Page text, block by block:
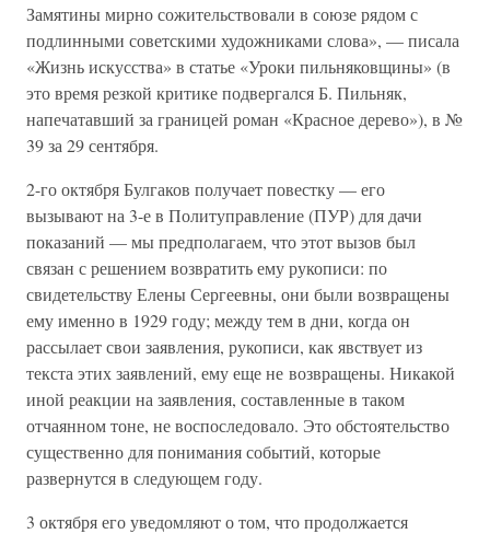
Замятины мирно сожительствовали в союзе рядом с
подлинными советскими художниками слова», — писала
«Жизнь искусства» в статье «Уроки пильняковщины» (в
это время резкой критике подвергался Б. Пильняк,
напечатавший за границей роман «Красное дерево»), в №
39 за 29 сентября.
2-го октября Булгаков получает повестку — его
вызывают на 3-е в Политуправление (ПУР) для дачи
показаний — мы предполагаем, что этот вызов был
связан с решением возвратить ему рукописи: по
свидетельству Елены Сергеевны, они были возвращены
ему именно в 1929 году; между тем в дни, когда он
рассылает свои заявления, рукописи, как явствует из
текста этих заявлений, ему еще не возвращены. Никакой
иной реакции на заявления, составленные в таком
отчаянном тоне, не воспоследовало. Это обстоятельство
существенно для понимания событий, которые
развернутся в следующем году.
3 октября его уведомляют о том, что продолжается